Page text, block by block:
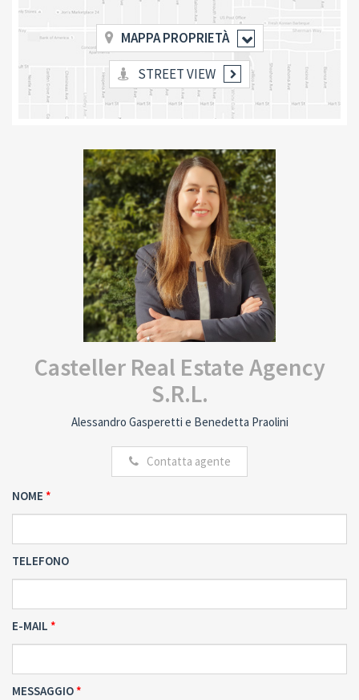
MAPPA PROPRIETÀ
STREET VIEW
Casteller Real Estate Agency
S.R.L.
Alessandro Gasperetti e Benedetta Praolini
Contatta agente
NOME
TELEFONO
E-MAIL
MESSAGGIO